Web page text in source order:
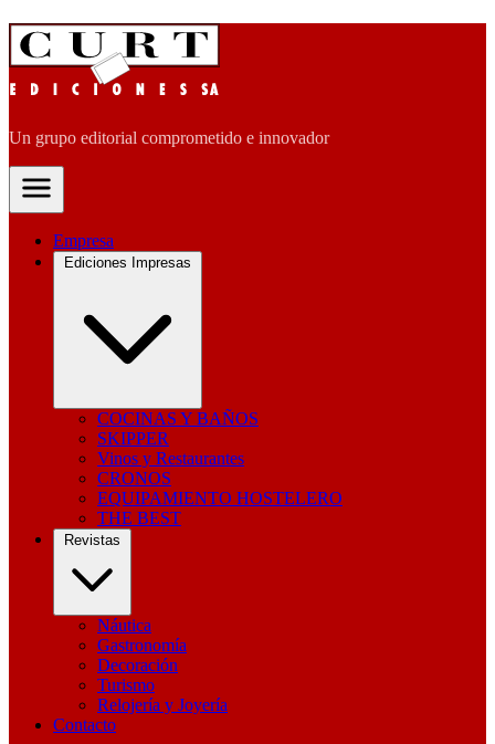
Un grupo editorial comprometido e innovador
Empresa
Ediciones Impresas
COCINAS Y BAÑOS
SKIPPER
Vinos y Restaurantes
CRONOS
EQUIPAMIENTO HOSTELERO
THE BEST
Revistas
Náutica
Gastronomía
Decoración
Turismo
Relojería y Joyería
Contacto